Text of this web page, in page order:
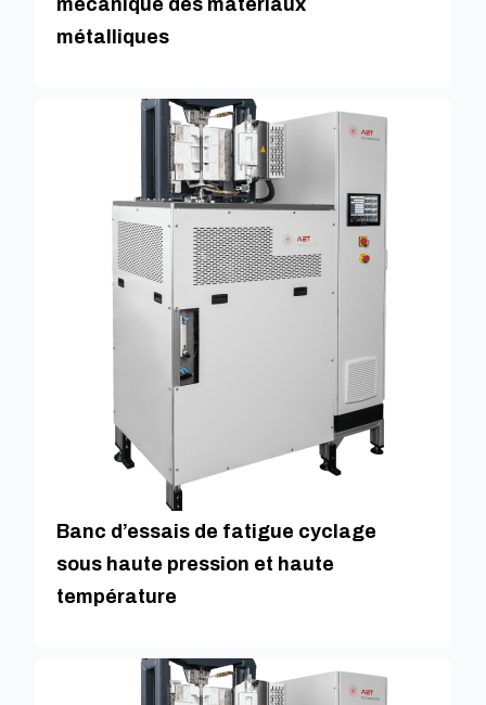
mécanique des matériaux
métalliques
Banc d’essais de fatigue cyclage
sous haute pression et haute
température